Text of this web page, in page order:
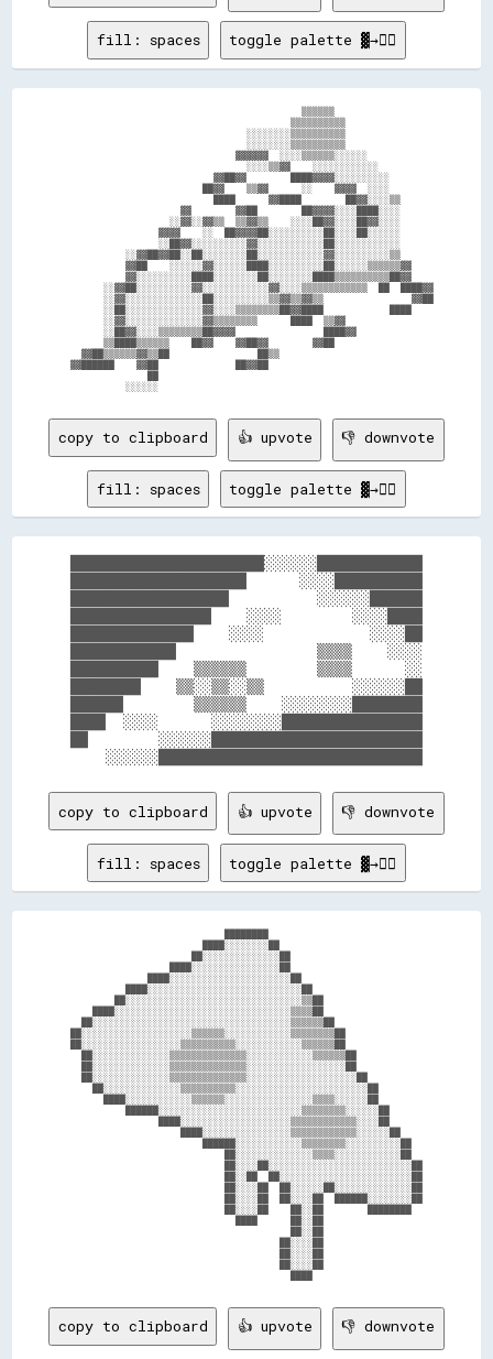
fill: spaces toggle palette ▓→✊🏽
                                            ▒▒▒▒▒▒
                                          ▒▒▒▒▒▒▒▒▒▒
                                  ░░░░░░░░▒▒▒▒▒▒▒▒▒▒
                                  ░░░░░░░░▒▒▒▒▒▒▒▒▒▒
                                ▓▓▓▓▓▓  ░░░░▒▒▒▒▒▒░░░░░░
                                  ░░░░▒▒▓▓    ░░░░░░░░░░░░
                            ▓▓██▓▓        ████▓▓▓▓░░░░░░░░░░
                          ██▓▓    ▒▒▓▓      ░░    ▓▓▓▓  ░░░░
                            ████      ▓▓████        ██▓▓░░░░▒▒
                      ▓▓        ▓▓██        ██▓▓▓▓░░░░████░░░░
                    ░░▓▓░░▓▓▒▒  ▒▒▓▓▒▒    ░░░░██▓▓░░░░██▓▓░░░░
                  ▓▓▓▓    ░░  ██▓▓▓▓██░░░░░░░░░░██░░░░██░░░░░░
                  ░░██▓▓░░░░░░░░░░▓▓░░░░░░░░░░░░██░░░░░░░░░░░░
            ░░▓▓██▓▓██░░██░░░░░░░░██░░░░░░░░░░░░▓▓░░░░░░░░░░▒▒
            ▓▓██    ░░░░░░▓▓░░░░░░████░░░░░░░░░░██░░░░░░▒▒▒▒▒▒▓▓
            ▓▓░░░░░░░░░░████░░░░░░░░██░░░░░░░░████▒▒▒▒▒▒▒▒▒▒██▓▓
        ░░▓▓██░░░░░░░░░░▓▓░░░░░░░░░░░░▓▓░░░░▒▒▒▒▒▒▒▒▒▒▒▒  ██  ████▓▓
        ░░▓▓░░░░░░░░░░░░░░██░░░░░░░░░░▒▒▓▓▒▒▓▓▒▒                ▓▓██
        ░░██░░░░░░░░░░░░░░▓▓░░░░▒▒▒▒▒▒▒▒██▓▓████            ████
        ░░▓▓░░░░░░░░░░░░░░▓▓▒▒▒▒▒▒▒▒      ████  ▒▒▓▓
        ░░██▓▓░░░░▒▒▒▒▒▒▒▒██▓▓▓▓                ████▓▓
        ▒▒████▒▒▒▒▒▒    ██▓▓    ▓▓██▓▓        ▓▓██
    ▓▓██▒▒▒▒▒▒▓▓▒▒██                ██▒▒
  ▓▓██████    ▓▓██              ██▓▓██
copy to clipboard 👍 upvote 👎 downvote
fill: spaces toggle palette ▓→✊🏽
██████████████████████░░░░░░████████████
████████████████████      ░░░░██████████
██████████████████          ░░░░░░██████
████████████████    ░░░░        ░░░░████
██████████████    ░░░░            ░░░░██
████████████                ▒▒▒▒    ░░░░
██████████    ▒▒▒▒▒▒        ▒▒▒▒      ░░
████████    ▒▒░░▒▒░░▒▒          ░░░░░░██
██████        ▒▒▒▒▒▒    ░░░░░░░░████████
████  ░░░░      ░░░░░░░░████████████████
██        ░░░░░░████████████████████████
copy to clipboard 👍 upvote 👎 downvote
fill: spaces toggle palette ▓→✊🏽
                        ████░░░░░░░░██
                      ██░░░░░░░░░░░░░░██
                  ████░░░░░░░░░░░░░░░░██
              ████░░░░░░░░░░░░░░░░░░░░░░██
          ████░░░░░░░░░░░░░░░░░░░░░░░░░░░░██
        ██░░░░░░░░░░░░░░░░░░░░░░░░░░░░░░░░▒▒██
    ████░░░░░░░░░░░░░░░░░░░░░░░░░░░░░░░░▒▒▒▒██
  ██░░░░░░░░░░░░░░░░░░░░░░░░░░░░░░░░░░░░▒▒▒▒▒▒██
██░░░░░░░░░░░░░░░░░░░░▒▒▒▒▒▒░░░░░░░░░░░░▒▒▒▒▒▒▒▒██
██░░░░░░░░░░░░░░░░░░▒▒▒▒▒▒▒▒▒▒░░░░░░░░░░░░▒▒▒▒▒▒██
  ██░░░░░░░░░░░░░░▒▒▒▒▒▒▒▒▒▒▒▒▒▒░░░░░░░░░░░░▒▒▒▒▒▒██
  ██░░░░░░░░░░░░░░▒▒▒▒▒▒▒▒▒▒▒▒▒▒░░░░░░░░░░░░░░░░░░██
  ██░░░░░░░░░░░░░░▒▒▒▒▒▒▒▒▒▒▒▒▒▒░░░░░░░░░░░░░░░░░░░░██
    ██░░░░░░░░░░░░░░▒▒▒▒▒▒▒▒▒▒░░░░░░░░░░░░░░░░░░░░░░░░██
      ████░░░░░░░░░░░░▒▒▒▒▒▒░░░░░░░░░░░░░░░░▒▒▒▒░░░░░░██
          ██████░░░░░░░░░░░░░░░░░░░░░░░░░░▒▒▒▒▒▒▒▒░░░░░░██
                ████░░░░░░░░░░░░░░░░░░░░▒▒▒▒▒▒▒▒▒▒▒▒░░░░██
                    ████░░░░░░░░░░░░░░░░▒▒▒▒▒▒▒▒▒▒▒▒░░░░░░██
                        ██████░░░░░░░░░░░░▒▒▒▒▒▒▒▒░░░░░░░░░░██
                            ██░░░░░░░░░░░░░░▒▒▒▒░░░░░░░░░░░░██
                            ██░░░░██░░░░░░░░░░░░░░░░░░░░░░░░░░██
                            ██░░██  ██░░░░░░░░░░░░░░░░░░░░░░░░██
                            ██░░░░██  ██░░░░░░██░░░░░░░░░░░░░░██
                            ██░░░░██  ██░░░░██  ██████░░░░░░░░██
                            ██░░░░██    ██░░██        ████████
                              ████      ██░░██
                                        ██░░██
                                      ██░░░░██
                                      ██░░░░██
                                      ██░░░░██
copy to clipboard 👍 upvote 👎 downvote